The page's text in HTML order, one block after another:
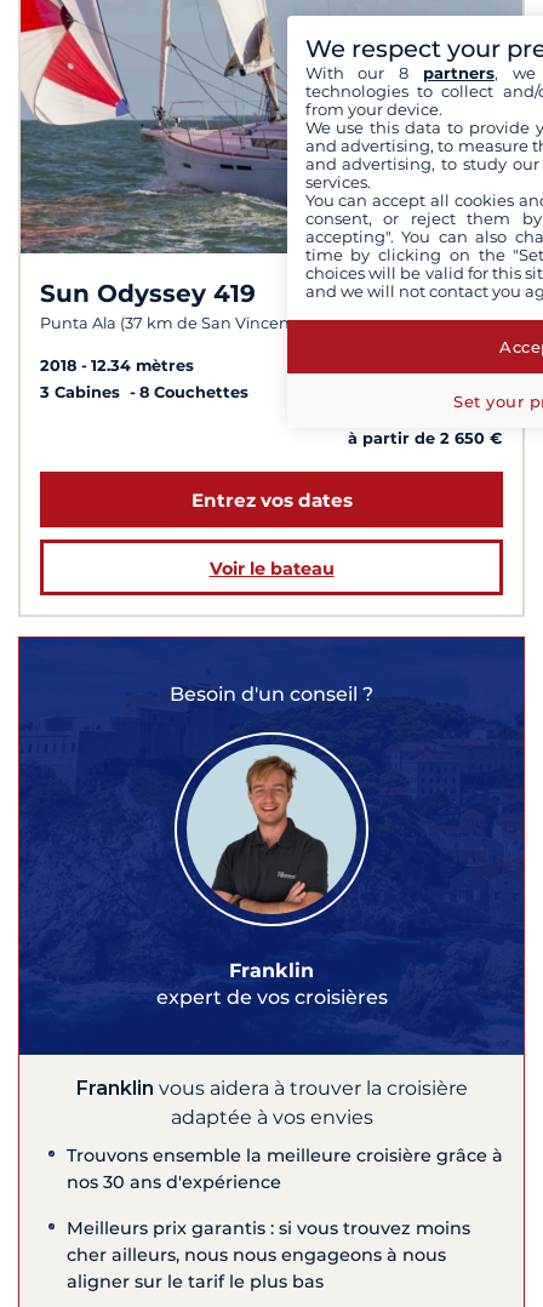
Sun Odyssey 419
Punta Ala (37 km de San Vincenzo)
8,8 /10
2018
12.34 mètres
3 Cabines
8 Couchettes
à partir de 2 650 €
Entrez vos dates
Voir le bateau
Besoin d'un conseil ?
Franklin
expert de vos croisières
Franklin vous aidera à trouver la croisière
adaptée à vos envies
Trouvons ensemble la meilleure croisière grâce à
nos 30 ans d'expérience
Meilleurs prix garantis : si vous trouvez moins
cher ailleurs, nous nous engageons à nous
aligner sur le tarif le plus bas
We respect your
With our 8 partners, we
technologies to collect
from your device.
We use this data to provide
and advertising, to measure
and advertising, to study
services.
You can accept all cookies
consent, or reject them
accepting". You can also
time by clicking on the
choices will be valid for this
and we will not contact you
Set your